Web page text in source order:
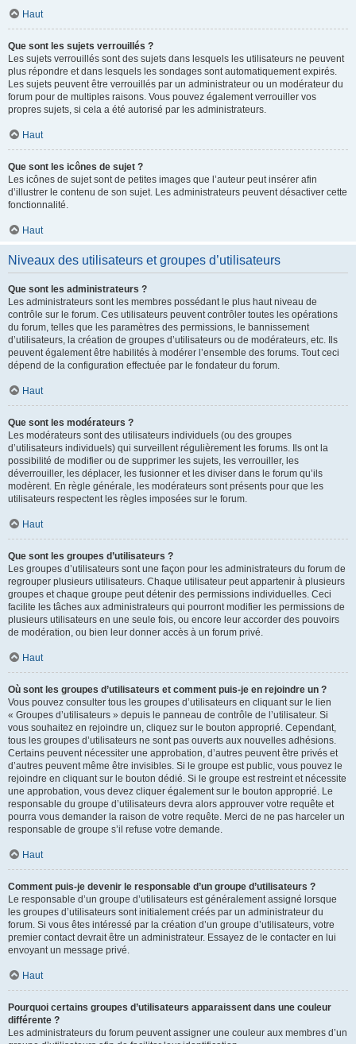
Haut
Que sont les sujets verrouillés ?
Les sujets verrouillés sont des sujets dans lesquels les utilisateurs ne peuvent
plus répondre et dans lesquels les sondages sont automatiquement expirés.
Les sujets peuvent être verrouillés par un administrateur ou un modérateur du
forum pour de multiples raisons. Vous pouvez également verrouiller vos
propres sujets, si cela a été autorisé par les administrateurs.
Haut
Que sont les icônes de sujet ?
Les icônes de sujet sont de petites images que l’auteur peut insérer afin
d’illustrer le contenu de son sujet. Les administrateurs peuvent désactiver cette
fonctionnalité.
Haut
Niveaux des utilisateurs et groupes d’utilisateurs
Que sont les administrateurs ?
Les administrateurs sont les membres possédant le plus haut niveau de
contrôle sur le forum. Ces utilisateurs peuvent contrôler toutes les opérations
du forum, telles que les paramètres des permissions, le bannissement
d’utilisateurs, la création de groupes d’utilisateurs ou de modérateurs, etc. Ils
peuvent également être habilités à modérer l’ensemble des forums. Tout ceci
dépend de la configuration effectuée par le fondateur du forum.
Haut
Que sont les modérateurs ?
Les modérateurs sont des utilisateurs individuels (ou des groupes
d’utilisateurs individuels) qui surveillent régulièrement les forums. Ils ont la
possibilité de modifier ou de supprimer les sujets, les verrouiller, les
déverrouiller, les déplacer, les fusionner et les diviser dans le forum qu’ils
modèrent. En règle générale, les modérateurs sont présents pour que les
utilisateurs respectent les règles imposées sur le forum.
Haut
Que sont les groupes d’utilisateurs ?
Les groupes d’utilisateurs sont une façon pour les administrateurs du forum de
regrouper plusieurs utilisateurs. Chaque utilisateur peut appartenir à plusieurs
groupes et chaque groupe peut détenir des permissions individuelles. Ceci
facilite les tâches aux administrateurs qui pourront modifier les permissions de
plusieurs utilisateurs en une seule fois, ou encore leur accorder des pouvoirs
de modération, ou bien leur donner accès à un forum privé.
Haut
Où sont les groupes d’utilisateurs et comment puis-je en rejoindre un ?
Vous pouvez consulter tous les groupes d’utilisateurs en cliquant sur le lien
« Groupes d’utilisateurs » depuis le panneau de contrôle de l’utilisateur. Si
vous souhaitez en rejoindre un, cliquez sur le bouton approprié. Cependant,
tous les groupes d’utilisateurs ne sont pas ouverts aux nouvelles adhésions.
Certains peuvent nécessiter une approbation, d’autres peuvent être privés et
d’autres peuvent même être invisibles. Si le groupe est public, vous pouvez le
rejoindre en cliquant sur le bouton dédié. Si le groupe est restreint et nécessite
une approbation, vous devez cliquer également sur le bouton approprié. Le
responsable du groupe d’utilisateurs devra alors approuver votre requête et
pourra vous demander la raison de votre requête. Merci de ne pas harceler un
responsable de groupe s’il refuse votre demande.
Haut
Comment puis-je devenir le responsable d’un groupe d’utilisateurs ?
Le responsable d’un groupe d’utilisateurs est généralement assigné lorsque
les groupes d’utilisateurs sont initialement créés par un administrateur du
forum. Si vous êtes intéressé par la création d’un groupe d’utilisateurs, votre
premier contact devrait être un administrateur. Essayez de le contacter en lui
envoyant un message privé.
Haut
Pourquoi certains groupes d’utilisateurs apparaissent dans une couleur
différente ?
Les administrateurs du forum peuvent assigner une couleur aux membres d’un